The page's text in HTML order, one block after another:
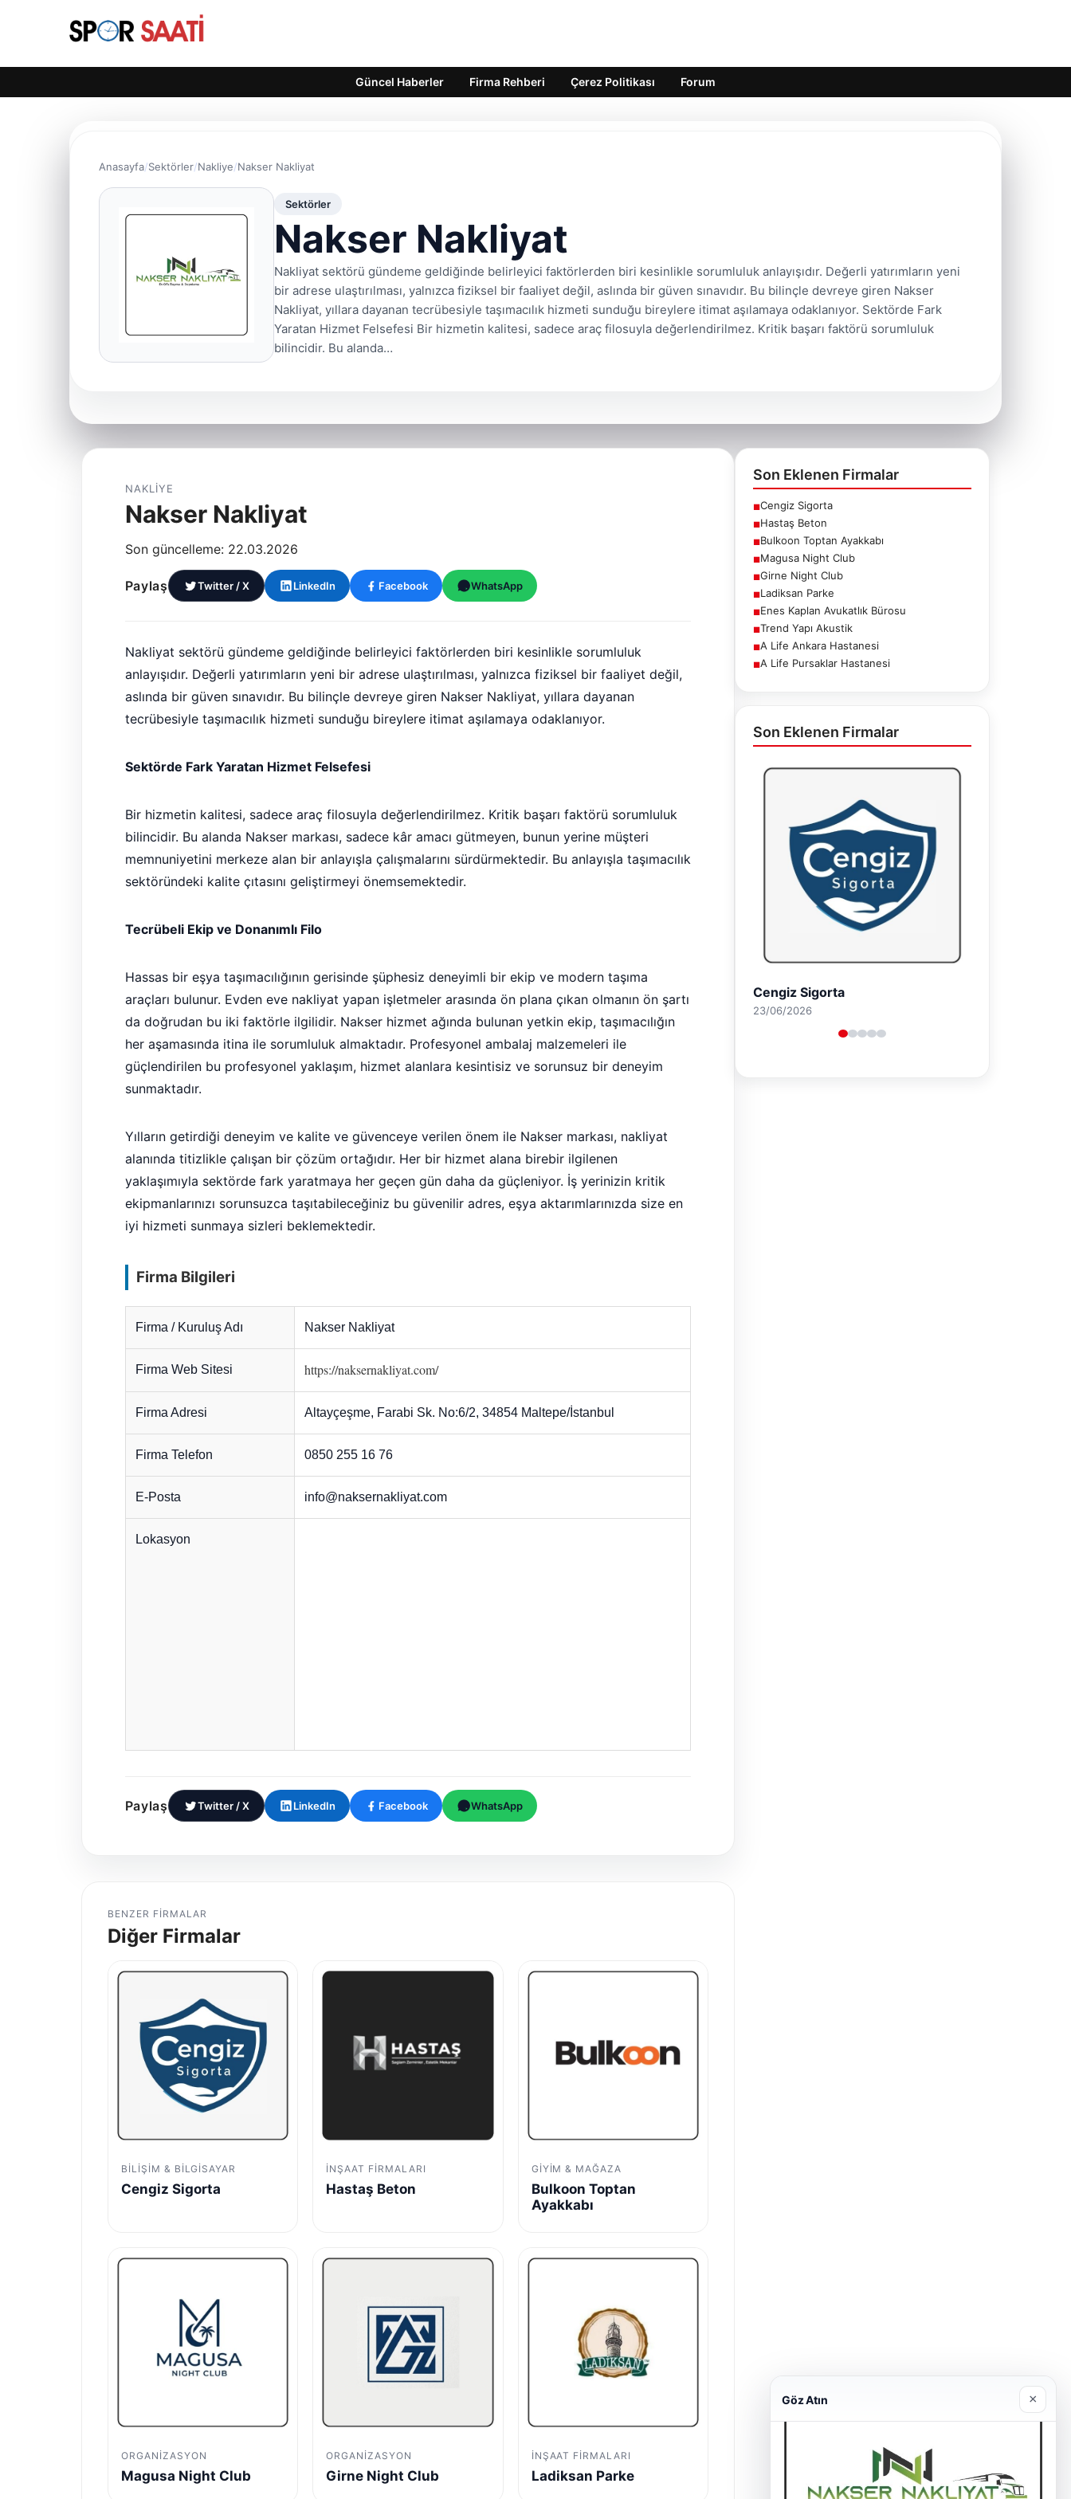
Güncel Haberler Firma Rehberi Çerez Politikası Forum
Anasayfa Sektörler Nakliye Nakser Nakliyat
Sektörler
Nakser Nakliyat
Nakliyat sektörü gündeme geldiğinde belirleyici faktörlerden biri kesinlikle sorumluluk anlayışıdır. Değerli yatırımların yeni
bir adrese ulaştırılması, yalnızca fiziksel bir faaliyet değil, aslında bir güven sınavıdır. Bu bilinçle devreye giren Nakser
Nakliyat, yıllara dayanan tecrübesiyle taşımacılık hizmeti sunduğu bireylere itimat aşılamaya odaklanıyor. Sektörde Fark
Yaratan Hizmet Felsefesi Bir hizmetin kalitesi, sadece araç filosuyla değerlendirilmez. Kritik başarı faktörü sorumluluk
bilincidir. Bu alanda…
NAKLIYE
Nakser Nakliyat
Son güncelleme: 22.03.2026
Paylaş Twitter / X LinkedIn Facebook WhatsApp
Nakliyat sektörü gündeme geldiğinde belirleyici faktörlerden biri kesinlikle sorumluluk
anlayışıdır. Değerli yatırımların yeni bir adrese ulaştırılması, yalnızca fiziksel bir faaliyet değil,
aslında bir güven sınavıdır. Bu bilinçle devreye giren Nakser Nakliyat, yıllara dayanan
tecrübesiyle taşımacılık hizmeti sunduğu bireylere itimat aşılamaya odaklanıyor.
Sektörde Fark Yaratan Hizmet Felsefesi
Bir hizmetin kalitesi, sadece araç filosuyla değerlendirilmez. Kritik başarı faktörü sorumluluk
bilincidir. Bu alanda Nakser markası, sadece kâr amacı gütmeyen, bunun yerine müşteri
memnuniyetini merkeze alan bir anlayışla çalışmalarını sürdürmektedir. Bu anlayışla taşımacılık
sektöründeki kalite çıtasını geliştirmeyi önemsemektedir.
Tecrübeli Ekip ve Donanımlı Filo
Hassas bir eşya taşımacılığının gerisinde şüphesiz deneyimli bir ekip ve modern taşıma
araçları bulunur. Evden eve nakliyat yapan işletmeler arasında ön plana çıkan olmanın ön şartı
da doğrudan bu iki faktörle ilgilidir. Nakser hizmet ağında bulunan yetkin ekip, taşımacılığın
her aşamasında itina ile sorumluluk almaktadır. Profesyonel ambalaj malzemeleri ile
güçlendirilen bu profesyonel yaklaşım, hizmet alanlara kesintisiz ve sorunsuz bir deneyim
sunmaktadır.
Yılların getirdiği deneyim ve kalite ve güvenceye verilen önem ile Nakser markası, nakliyat
alanında titizlikle çalışan bir çözüm ortağıdır. Her bir hizmet alana birebir ilgilenen
yaklaşımıyla sektörde fark yaratmaya her geçen gün daha da güçleniyor. İş yerinizin kritik
ekipmanlarınızı sorunsuzca taşıtabileceğiniz bu güvenilir adres, eşya aktarımlarınızda size en
iyi hizmeti sunmaya sizleri beklemektedir.
Firma Bilgileri
Firma / Kuruluş Adı Nakser Nakliyat
Firma Web Sitesi https://naksernakliyat.com/
Firma Adresi Altayçeşme, Farabi Sk. No:6/2, 34854 Maltepe/İstanbul
Firma Telefon 0850 255 16 76
E-Posta info@naksernakliyat.com
Lokasyon
Paylaş Twitter / X LinkedIn Facebook WhatsApp
BENZER FIRMALAR
Diğer Firmalar
BILIŞIM & BILGISAYAR
Cengiz Sigorta
İNŞAAT FIRMALARI
Hastaş Beton
GIYIM & MAĞAZA
Bulkoon Toptan
Ayakkabı
ORGANIZASYON
Magusa Night Club
ORGANIZASYON
Girne Night Club
İNŞAAT FIRMALARI
Ladiksan Parke
Son Eklenen Firmalar
■Cengiz Sigorta
■Hastaş Beton
■Bulkoon Toptan Ayakkabı
■Magusa Night Club
■Girne Night Club
■Ladiksan Parke
■Enes Kaplan Avukatlık Bürosu
■Trend Yapı Akustik
■A Life Ankara Hastanesi
■A Life Pursaklar Hastanesi
Son Eklenen Firmalar
Hastaş Beton
26/05/2026
Göz Atın ×